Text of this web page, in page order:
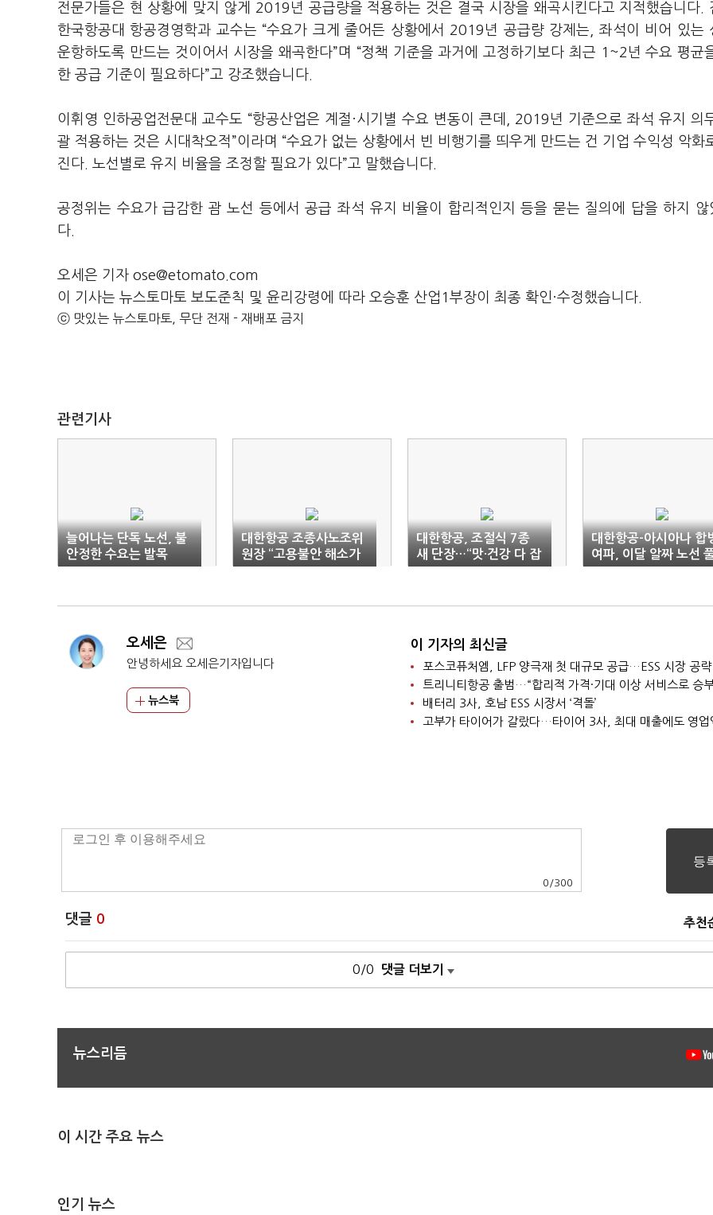
전문가들은 현 상황에 맞지 않게 2019년 공급량을 적용하는 것은 결국 시장을 왜곡시킨다고 지적했습니다.
한국항공대 항공경영학과 교수는 “수요가 크게 줄어든 상황에서 2019년 공급량 강제는, 좌석이 비어 있는
운항하도록 만드는 것이어서 시장을 왜곡한다”며 “정책 기준을 과거에 고정하기보다 최근 1~2년 수요 평균
한 공급 기준이 필요하다”고 강조했습니다.
이휘영 인하공업전문대 교수도 “항공산업은 계절·시기별 수요 변동이 큰데, 2019년 기준으로 좌석 유지 의
괄 적용하는 것은 시대착오적”이라며 “수요가 없는 상황에서 빈 비행기를 띄우게 만드는 건 기업 수익성 악화
진다. 노선별로 유지 비율을 조정할 필요가 있다”고 말했습니다.
공정위는 수요가 급감한 괌 노선 등에서 공급 좌석 유지 비율이 합리적인지 등을 묻는 질의에 답을 하지 않
다.
오세은 기자 ose@etomato.com
이 기사는 뉴스토마토 보도준칙 및 윤리강령에 따라 오승훈 산업1부장이 최종 확인·수정했습니다.
ⓒ 맛있는 뉴스토마토, 무단 전재 - 재배포 금지
관련기사
늘어나는 단독 노선, 불
안정한 수요는 발목
대한항공 조종사노조위
원장 “고용불안 해소가
진짜 통합”
대한항공, 조절식 7종
새 단장…“맛·건강 다 잡
았다”
대한항공-아시아나 합
여파, 이달 알짜 노선
린다
오세은
안녕하세요 오세은기자입니다
뉴스북
이 기자의 최신글
포스코퓨처엠, LFP 양극재 첫 대규모 공급…ESS 시장 공략
트리니티항공 출범…“합리적 가격·기대 이상 서비스로 승
배터리 3사, 호남 ESS 시장서 ‘격돌’
고부가 타이어가 갈랐다…타이어 3사, 최대 매출에도 영업
0 /300
댓글 0 추천
0/0 댓글 더보기
뉴스리듬
이 시간 주요 뉴스
인기 뉴스